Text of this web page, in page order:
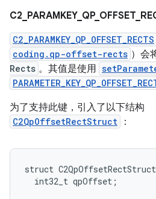
C2 PARAMKEY_ QP_ OFFSET
C2_PARAMKEY_QP_OFFSET_RECTS
coding.qp-offset-rects ）会
Rects 。其值是使用
为了支持此键，引入了以下结构
C2QpOffsetRectStruct ：
struct
  int32_t qpOffset;